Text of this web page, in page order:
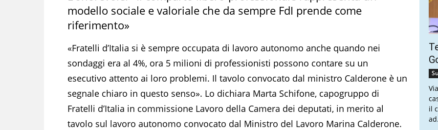
modello sociale e valoriale che da sempre FdI prende come
riferimento»
«Fratelli d’Italia si è sempre occupata di lavoro autonomo anche quando nei
sondaggi era al 4%, ora 5 milioni di professionisti possono contare su un
esecutivo attento ai loro problemi. Il tavolo convocato dal ministro Calderone è un
segnale chiaro in questo senso». Lo dichiara Marta Schifone, capogruppo di
Fratelli d’Italia in commissione Lavoro della Camera dei deputati, in merito al
tavolo sul lavoro autonomo convocato dal Ministro del Lavoro Marina Calderone.
il